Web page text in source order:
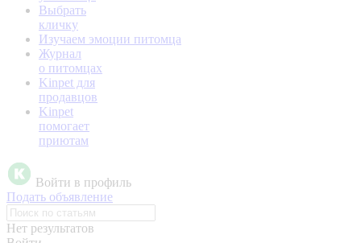
Выбрать
кличку
Изучаем эмоции питомца
Журнал
о питомцах
Kinpet для
продавцов
Kinpet
помогает
приютам
Войти в профиль
Подать объявление
Нет результатов